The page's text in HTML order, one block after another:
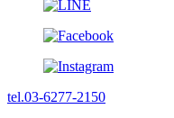
tel.03-6277-2150